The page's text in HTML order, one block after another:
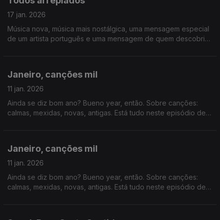
17 jan. 2026
Música nova, música mais nostálgica, uma mensagem especial
de um artista português e uma mensagem de quem descobriu
Janeiro, canções mil
11 jan. 2026
Ainda se diz bom ano? Bueno year, então. Sobre canções:
calmas, mexidas, novas, antigas. Está tudo neste episódio de
Janeiro, canções mil
11 jan. 2026
Ainda se diz bom ano? Bueno year, então. Sobre canções:
calmas, mexidas, novas, antigas. Está tudo neste episódio de